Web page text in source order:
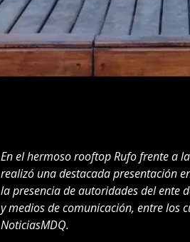
En el hermoso rooftop Rufo frente a
realizó una destacada presentación
la presencia de autoridades del ente
y medios de comunicación, entre los
NoticiasMDQ.